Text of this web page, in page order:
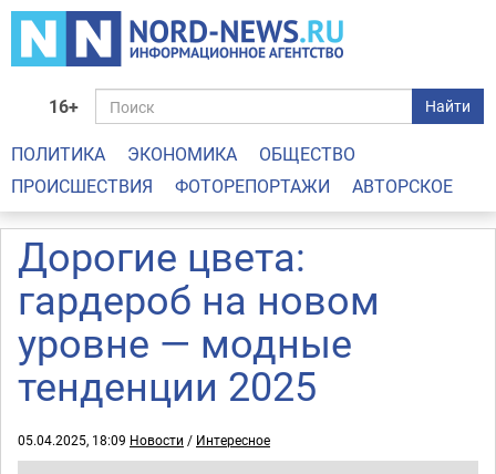
16+ Найти
ПОЛИТИКА ЭКОНОМИКА
ОБЩЕСТВО
ПРОИСШЕСТВИЯ
ФОТОРЕПОРТАЖИ АВТОРСКОЕ
Дорогие цвета:
гардероб на новом
уровне — модные
тенденции 2025
05.04.2025, 18:09 Новости / Интересное